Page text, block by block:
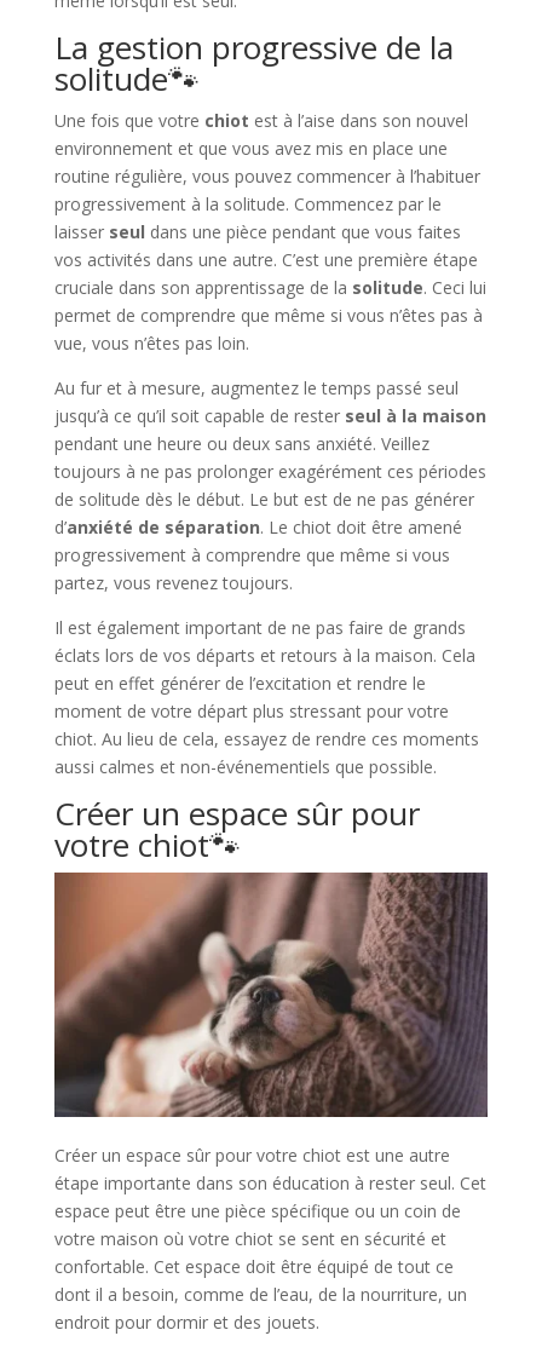
La gestion progressive de la
solitude🐾​
Une fois que votre chiot est à l’aise dans son nouvel
environnement et que vous avez mis en place une
routine régulière, vous pouvez commencer à l’habituer
progressivement à la solitude. Commencez par le
laisser seul dans une pièce pendant que vous faites
vos activités dans une autre. C’est une première étape
cruciale dans son apprentissage de la solitude. Ceci lui
permet de comprendre que même si vous n’êtes pas à
vue, vous n’êtes pas loin.
Au fur et à mesure, augmentez le temps passé seul
jusqu’à ce qu’il soit capable de rester seul à la maison
pendant une heure ou deux sans anxiété. Veillez
toujours à ne pas prolonger exagérément ces périodes
de solitude dès le début. Le but est de ne pas générer
d’anxiété de séparation. Le chiot doit être amené
progressivement à comprendre que même si vous
partez, vous revenez toujours.
Il est également important de ne pas faire de grands
éclats lors de vos départs et retours à la maison. Cela
peut en effet générer de l’excitation et rendre le
moment de votre départ plus stressant pour votre
chiot. Au lieu de cela, essayez de rendre ces moments
aussi calmes et non-événementiels que possible.
Créer un espace sûr pour
votre chiot🐾​
Créer un espace sûr pour votre chiot est une autre
étape importante dans son éducation à rester seul. Cet
espace peut être une pièce spécifique ou un coin de
votre maison où votre chiot se sent en sécurité et
confortable. Cet espace doit être équipé de tout ce
dont il a besoin, comme de l’eau, de la nourriture, un
endroit pour dormir et des jouets.